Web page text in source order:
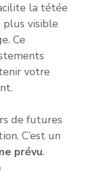
la tétée
visible
Ce
votre
de futures
C’est un
prévu.